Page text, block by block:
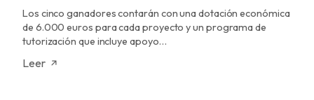
Los cinco ganadores contarán con una dotación económica
de 6.000 euros para cada proyecto y un programa de
tutorización que incluye apoyo…
Leer